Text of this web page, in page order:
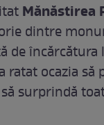
Mănăstirea
dintre
de încărcătura
ratat ocazia să
surprindă